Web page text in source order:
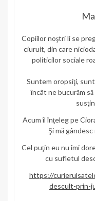
Copiilor noştri li se
ciuruit, din care
politicilor sociale
Suntem oropsiţi,
încât ne bucurăm să
Acum îl înţeleg pe
Şi mă
Cel puţin eu nu îmi
cu sufletul
https://
descult-prin-